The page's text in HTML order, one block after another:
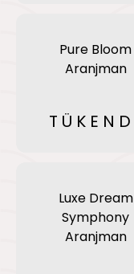
Pure Bloom
Aranjman
Luxe Dream
Symphony
Aranjman